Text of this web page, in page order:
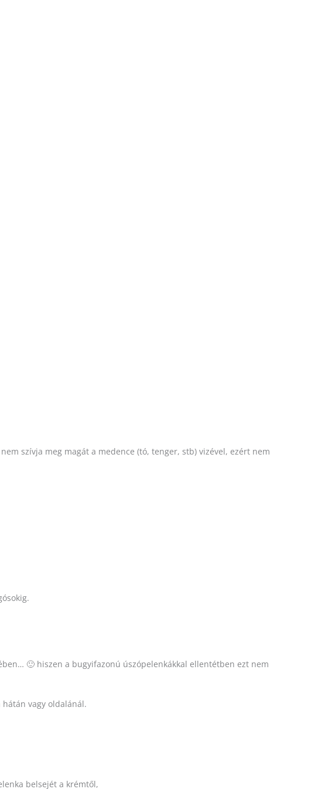
szívja meg magát a medence (tó, tenger, stb) vizével, ezért nem
🙂 hiszen a bugyifazonú úszópelenkákkal ellentétben ezt nem
vagy oldalánál.
belsejét a krémtől,